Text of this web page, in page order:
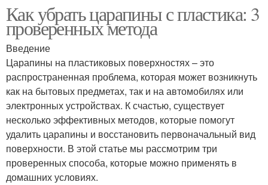
Как убрать царапины с пластика: 3
проверенных метода
Введение
Царапины на пластиковых поверхностях – это
распространенная проблема, которая может возникнуть
как на бытовых предметах, так и на автомобилях или
электронных устройствах. К счастью, существует
несколько эффективных методов, которые помогут
удалить царапины и восстановить первоначальный вид
поверхности. В этой статье мы рассмотрим три
проверенных способа, которые можно применять в
домашних условиях.